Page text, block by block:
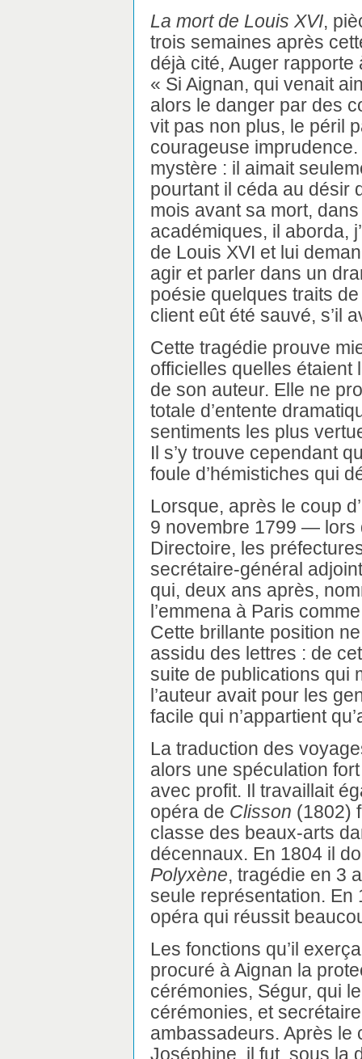
La mort de Louis XVI,
trois semaines après
déjà cité, Auger rapporte
« Si Aignan, qui venait
alors le danger par des
vit pas non plus, le péril
courageuse imprudence.
mystère : il aimait
pourtant il céda au désir
mois avant sa mort,
académiques, il aborda,
de Louis XVI et lui
agir et parler dans un
poésie quelques traits
client eût été sauvé, s’il
Cette tragédie prouve
officielles quelles étaient
de son auteur. Elle ne
totale d’entente
sentiments les plus
Il s’y trouve cependant
foule d’hémistiches qui
Lorsque, après le coup
9 novembre 1799 — lors
Directoire, les
secrétaire-général
qui, deux ans après,
l’emmena à Paris
Cette brillante position
assidu des lettres : de
suite de publications qui
l’auteur avait pour les
facile qui n’appartient
La traduction des
alors une spéculation
avec profit. Il travaillait
opéra de Clisson (1802)
classe des beaux-arts
décennaux. En 1804 il
Polyxène, tragédie en 3
seule représentation.
opéra qui réussit
Les fonctions qu’il
procuré à Aignan la
cérémonies, Ségur, qui
cérémonies, et
ambassadeurs. Après le
Joséphine, il fut, sous la